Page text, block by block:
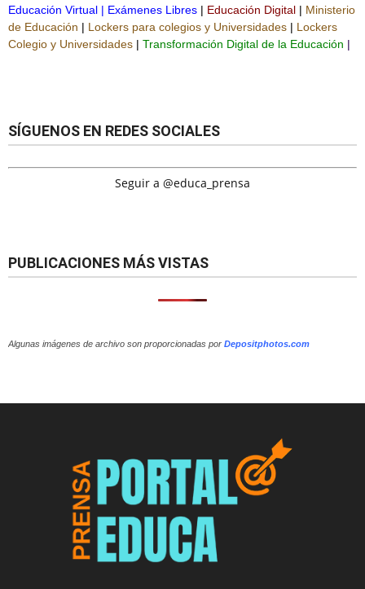
Educación Virtual | Exámenes Libres | Educación Digital | Ministerio
de Educación | Lockers para colegios y Universidades | Lockers
Colegio y Universidades | Transformación Digital de la Educación |
SÍGUENOS EN REDES SOCIALES
Seguir a @educa_prensa
PUBLICACIONES MÁS VISTAS
Algunas imágenes de archivo son proporcionadas por Depositphotos.com